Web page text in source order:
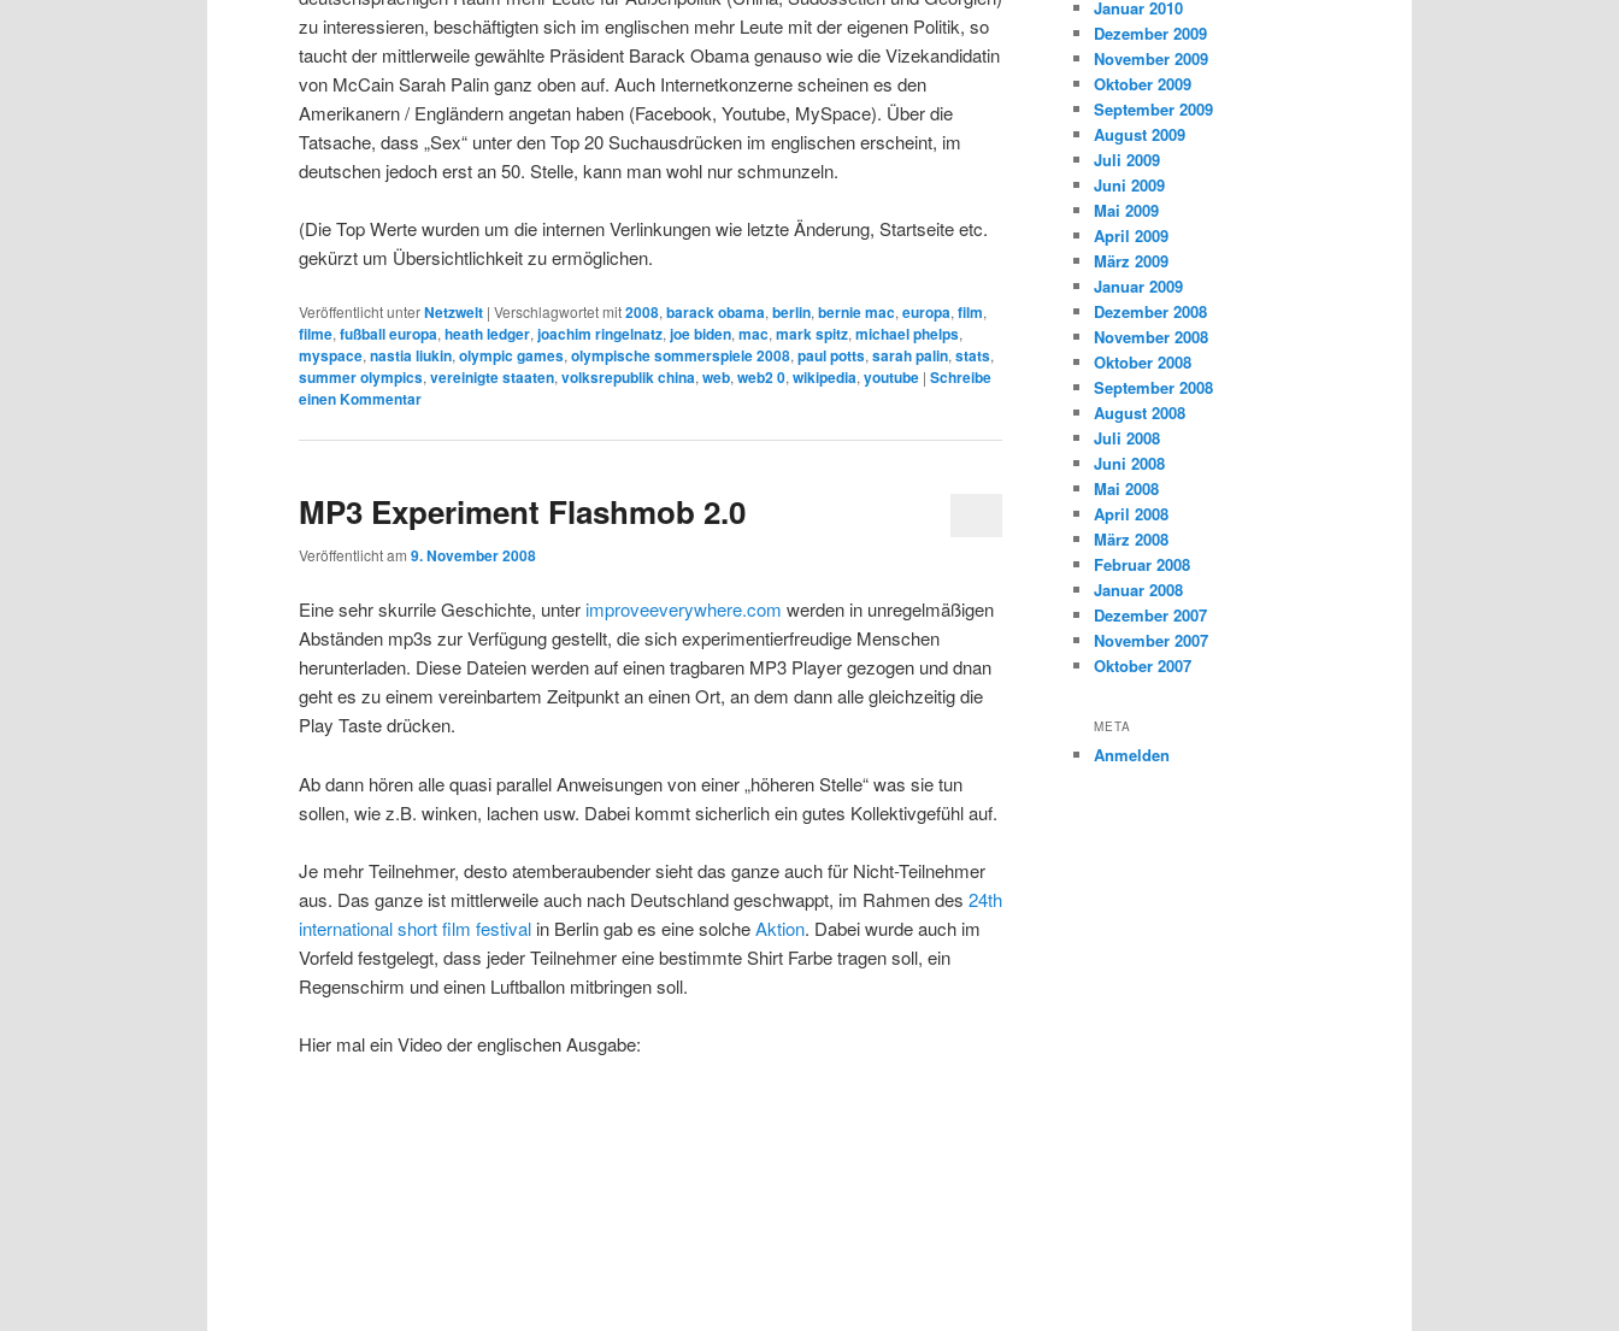
zu interessieren, beschäftigten sich im englischen mehr Leute mit der eigenen Politik, so
taucht der mittlerweile gewählte Präsident Barack Obama genauso wie die Vizekandidatin
von McCain Sarah Palin ganz oben auf. Auch Internetkonzerne scheinen es den
Amerikanern / Engländern angetan haben (Facebook, Youtube, MySpace). Über die
Tatsache, dass „Sex“ unter den Top 20 Suchausdrücken im englischen erscheint, im
deutschen jedoch erst an 50. Stelle, kann man wohl nur schmunzeln.
(Die Top Werte wurden um die internen Verlinkungen wie letzte Änderung, Startseite etc.
gekürzt um Übersichtlichkeit zu ermöglichen.
Veröffentlicht unterNetzwelt | Verschlagwortet mit2008, barack obama, berlin, bernie mac, europa, film,
filme, fußball europa, heath ledger, joachim ringelnatz, joe biden, mac, mark spitz, michael phelps,
myspace, nastia liukin, olympic games, olympische sommerspiele 2008, paul potts, sarah palin, stats,
summer olympics, vereinigte staaten, volksrepublik china, web, web2 0, wikipedia, youtube | Schreibe
einen Kommentar
MP3 Experiment Flashmob 2.0
Veröffentlicht am 9. November 2008
Eine sehr skurrile Geschichte, unterimproveeverywhere.com werden in unregelmäßigen
Abständen mp3s zur Verfügung gestellt, die sich experimentierfreudige Menschen
herunterladen. Diese Dateien werden auf einen tragbaren MP3 Player gezogen und dnan
geht es zu einem vereinbartem Zeitpunkt an einen Ort, an dem dann alle gleichzeitig die
Play Taste drücken.
Ab dann hören alle quasi parallel Anweisungen von einer „höheren Stelle“ was sie tun
sollen, wie z.B. winken, lachen usw. Dabei kommt sicherlich ein gutes Kollektivgefühl auf.
Je mehr Teilnehmer, desto atemberaubender sieht das ganze auch für Nicht-Teilnehmer
aus. Das ganze ist mittlerweile auch nach Deutschland geschwappt, im Rahmen des 24th
international short film festival in Berlin gab es eine solcheAktion. Dabei wurde auch im
Vorfeld festgelegt, dass jeder Teilnehmer eine bestimmte Shirt Farbe tragen soll, ein
Regenschirm und einen Luftballon mitbringen soll.
Hier mal ein Video der englischen Ausgabe:
Januar 2010
Dezember 2009
November 2009
Oktober 2009
September 2009
August 2009
Juli 2009
Juni 2009
Mai 2009
April 2009
März 2009
Januar 2009
Dezember 2008
November 2008
Oktober 2008
September 2008
August 2008
Juli 2008
Juni 2008
Mai 2008
April 2008
März 2008
Februar 2008
Januar 2008
Dezember 2007
November 2007
Oktober 2007
META
Anmelden